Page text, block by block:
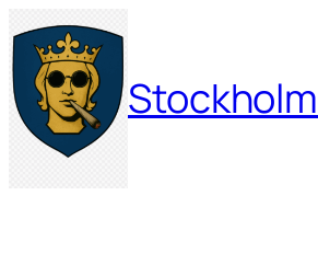
Hoppa
till
innehåll